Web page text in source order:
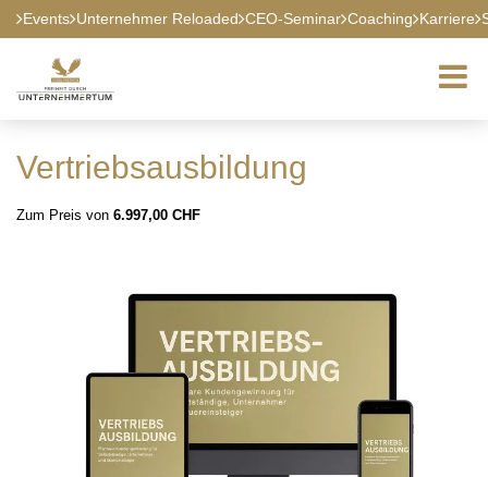
Events Unternehmer Reloaded CEO-Seminar Coaching Karriere
Vertriebsausbildung
Zum Preis von 6.997,00 CHF